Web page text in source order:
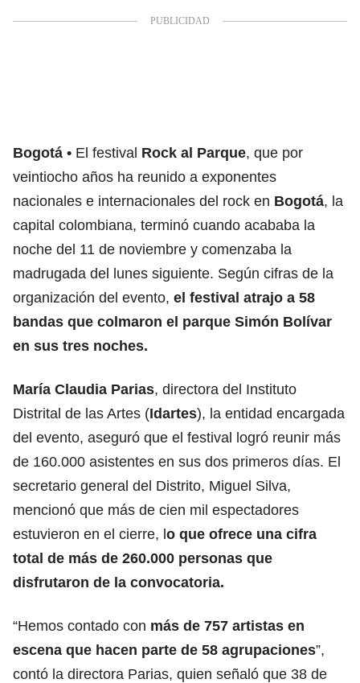
Bogotá El festival Rock al Parque, que por
veintiocho años ha reunido a exponentes
nacionales e internacionales del rock en Bogotá, la
capital colombiana, terminó cuando acababa la
noche del 11 de noviembre y comenzaba la
madrugada del lunes siguiente. Según cifras de la
organización del evento, el festival atrajo a 58
bandas que colmaron el parque Simón Bolívar
en sus tres noches.
María Claudia Parias, directora del Instituto
Distrital de las Artes (Idartes), la entidad encargada
del evento, aseguró que el festival logró reunir más
de 160.000 asistentes en sus dos primeros días. El
secretario general del Distrito, Miguel Silva,
mencionó que más de cien mil espectadores
estuvieron en el cierre, lo que ofrece una cifra
total de más de 260.000 personas que
disfrutaron de la convocatoria.
“Hemos contado con más de 757 artistas en
escena que hacen parte de 58 agrupaciones”,
contó la directora Parias, quien señaló que 38 de